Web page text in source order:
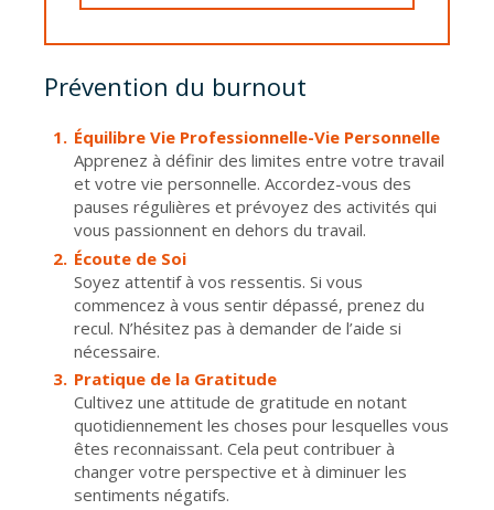
Prévention du burnout
Équilibre Vie Professionnelle-Vie Personnelle
Apprenez à définir des limites entre votre travail
et votre vie personnelle. Accordez-vous des
pauses régulières et prévoyez des activités qui
vous passionnent en dehors du travail.
Écoute de Soi
Soyez attentif à vos ressentis. Si vous
commencez à vous sentir dépassé, prenez du
recul. N’hésitez pas à demander de l’aide si
nécessaire.
Pratique de la Gratitude
Cultivez une attitude de gratitude en notant
quotidiennement les choses pour lesquelles vous
êtes reconnaissant. Cela peut contribuer à
changer votre perspective et à diminuer les
sentiments négatifs.